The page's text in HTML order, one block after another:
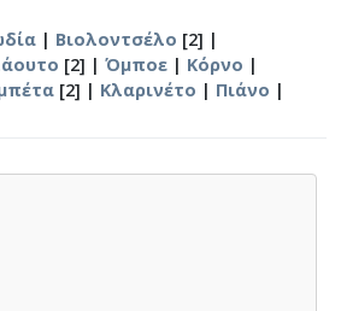
| Βιολοντσέλο [2] |
[2] | Όμποε | Κόρνο |
[2] | Κλαρινέτο | Πιάνο |